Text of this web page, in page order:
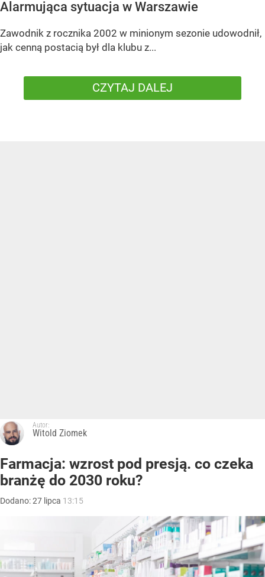
Alarmująca sytuacja w Warszawie
Zawodnik z rocznika 2002 w minionym sezonie udowodnił,
jak cenną postacią był dla klubu z...
CZYTAJ DALEJ
Autor:
Witold Ziomek
Farmacja: wzrost pod presją. co czeka
branżę do 2030 roku?
Dodano:27 lipca 13:15